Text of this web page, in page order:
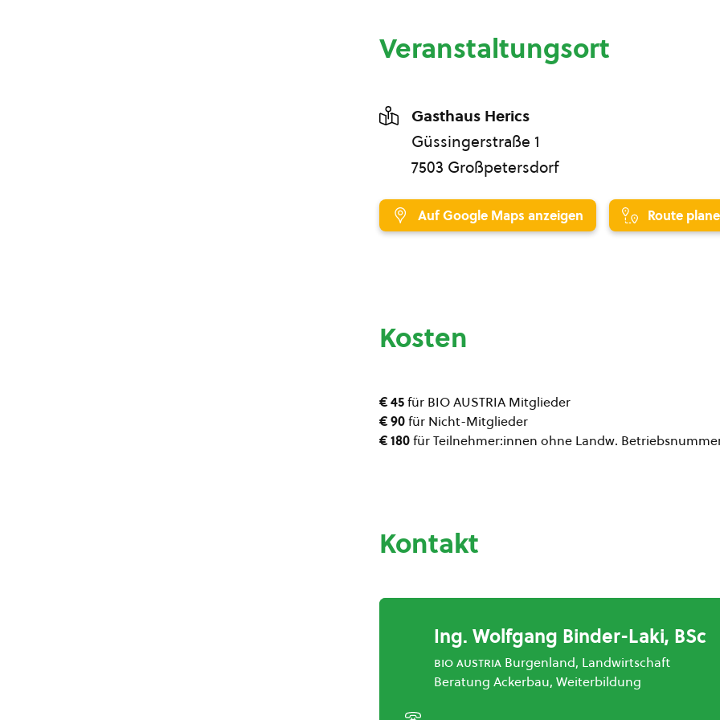
Veranstaltungsort
Gasthaus Herics
Güssingerstraße 1
7503 Großpetersdorf
Auf Google Maps anzeigen Route
Kosten
€ 45für BIO AUSTRIA Mitglieder
€ 90für Nicht-Mitglieder
€ 180für Teilnehmer:innen ohne Landw.
Kontakt
Ing. Wolfgang Binder-Laki, BSc
bio austria Burgenland, Landwirtschaft
Beratung Ackerbau, Weiterbildung